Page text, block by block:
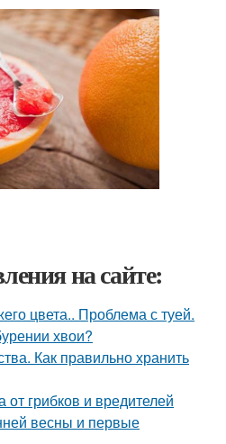
на сайте:
цвета.. Проблема с туей.
хвои?
Как правильно хранить
грибков и вредителей
весны и первые